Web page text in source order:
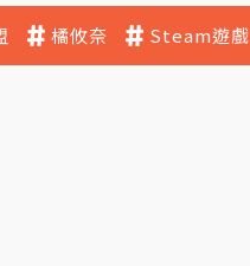
橘攸奈 Steam遊戲